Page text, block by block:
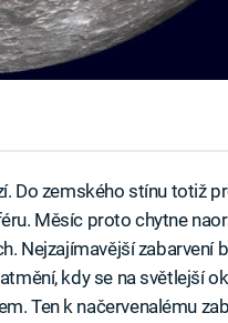
Do zemského stínu totiž
Měsíc proto chytne
Nejzajímavější zabarvení
kdy se na světlejší
Ten k načervenalému